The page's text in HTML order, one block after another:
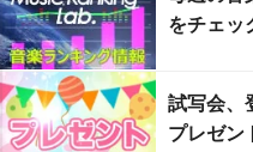
をチェッ
試写会、
プレゼン